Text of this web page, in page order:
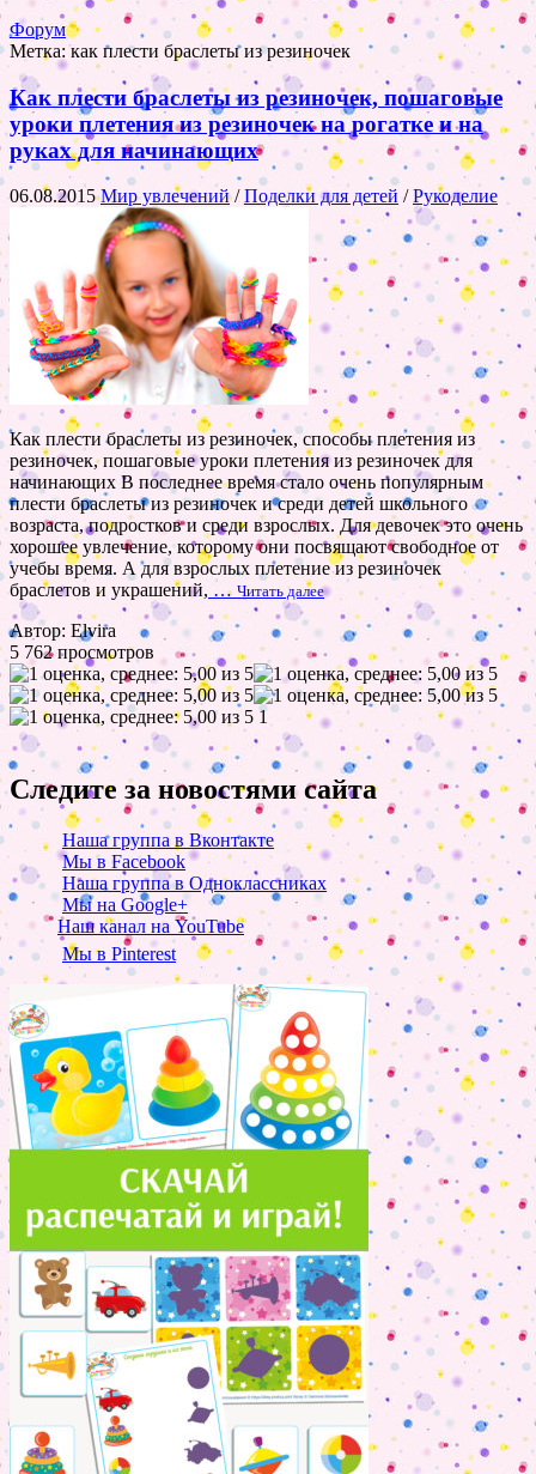
Форум
Метка:как плести браслеты из резиночек
Как плести браслеты из резиночек, пошаговые
уроки плетения из резиночек на рогатке и на
руках для начинающих
06.08.2015Мир увлечений/Поделки для детей /Рукоделие
Как плести браслеты из резиночек, способы плетения из
резиночек, пошаговые уроки плетения из резиночек для
начинающих В последнее время стало очень популярным
плести браслеты из резиночек и среди детей школьного
возраста, подростков и среди взрослых. Для девочек это очень
хорошее увлечение, которому они посвящают свободное от
учебы время. А для взрослых плетение из резиночек
браслетов и украшений, … Читать далее
Автор: Elvira
5 762 просмотров
1
Следите за новостями сайта
Наша группа в Вконтакте
Мы в Facebook
Наша группа в Одноклассниках
Мы на Google+
Наш канал на YouTube
Мы в Pinterest